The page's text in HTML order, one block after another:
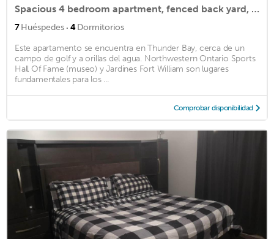
Spacious 4 bedroom apartment, fenced back yard, winter on property parking
7Huéspedes · 4Dormitorios
Este apartamento se encuentra en Thunder Bay, cerca de un
campo de golf y a orillas del agua. Northwestern Ontario Sports
Hall Of Fame (museo) y Jardínes Fort William son lugares
fundamentales para los ...
Comprobar disponibilidad